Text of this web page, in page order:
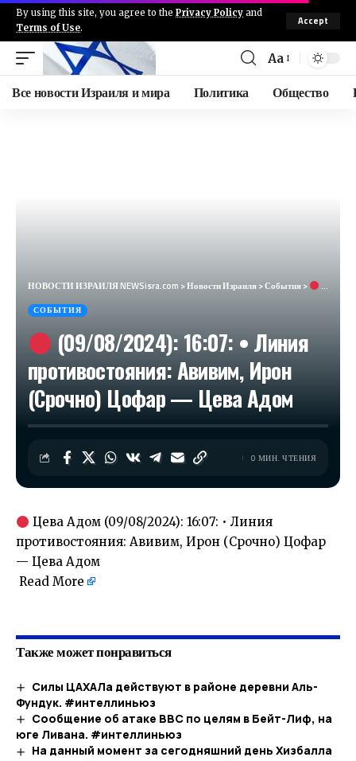
By using this site, you agree to the Privacy Policy and
Terms of Use.
Accept
Aa
Все новости Израиля и мира Политика Общество
НОВОСТИ ИЗРАИЛЯ NEWSisra.com >Новости Израиля>События>
СОБЫТИЯ
(09/08/2024): 16:07: • Линия
противостояния: Авивим, Ирон
(Срочно) Цофар — Цева Адом
0 МИН. ЧТЕНИЯ
Цева Адом (09/08/2024): 16:07: • Линия
противостояния: Авивим, Ирон (Срочно) Цофар
— Цева Адом
Read More
Также может понравиться
Силы ЦАХАЛа действуют в районе деревни Аль-
Фундук. #интеллиньюз
Сообщение об атаке ВВС по целям в Бейт-Лиф, на
юге Ливана. #интеллиньюз
На данный момент за сегодняшний день Хизбалла